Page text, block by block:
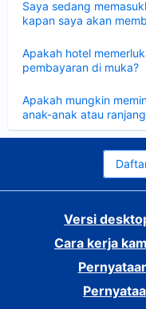
Saya sedang
kapan saya akan
Apakah hotel
pembayaran di muka?
Apakah mungkin
anak-anak atau
Versi
Cara kerja